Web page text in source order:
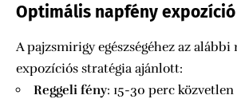
Optimális napfény expozíció
A pajzsmirigy egészségéhez az alábbi
expozíciós stratégia ajánlott:
Reggeli fény: 15-30 perc